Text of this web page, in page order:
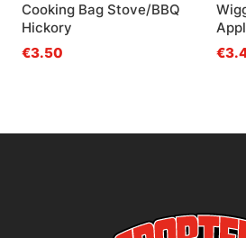
Cooking Bag Stove/BBQ
Hickory
€3.50